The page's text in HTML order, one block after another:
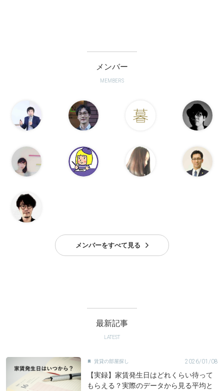
メンバー
MEMBERS
メンバーをすべて見る
最新記事
LATEST
賃貸の部屋探し 2026/01/08
【実録】家賃発生日はどれくらい待って
もらえる？実際のデータから見る平均と